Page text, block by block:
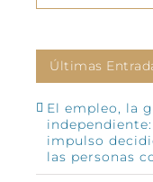
Últimas
El empleo, la
impulso
las personas